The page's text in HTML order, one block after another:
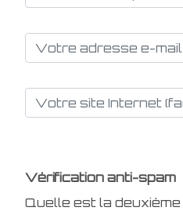
Vérification anti-spam
Quelle est la deuxième